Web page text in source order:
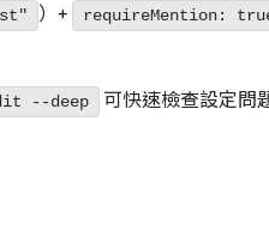
）+ requireMention:
--deep 可快速檢查設定問